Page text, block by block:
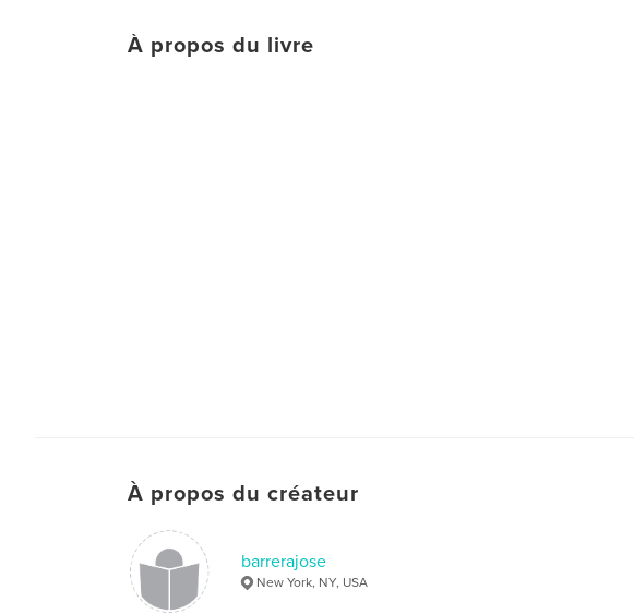
À propos du livre
À propos du créateur
barrerajose
New York, NY, USA